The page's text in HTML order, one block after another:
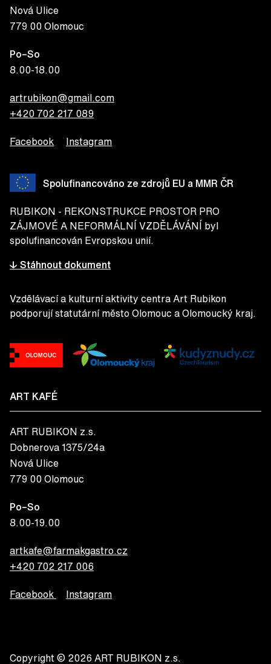
Nová Ulice
779 00 Olomouc
Po–So
8.00-18.00
artrubikon@gmail.com
+420 702 217 089
Facebook Instagram
Spolufinancováno ze zdrojů EU a MMR ČR
RUBIKON - REKONSTRUKCE PROSTOR PRO
ZÁJMOVÉ A NEFORMÁLNÍ VZDĚLÁVÁNÍ byl
spolufinancován Evropskou unií.
↓ Stáhnout dokument
Vzdělávací a kulturní aktivity centra Art Rubikon
podporují statutární město Olomouc a Olomoucký kraj.
ART KAFÉ
ART RUBIKON z.s.
Dobnerova 1375/24a
Nová Ulice
779 00 Olomouc
Po–So
8.00-19.00
artkafe@farmakgastro.cz
+420 702 217 006
Facebook Instagram
Copyright © 2026 ART RUBIKON z.s.